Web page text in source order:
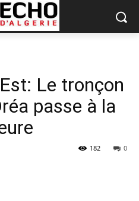
Le tronçon
passe à la
0
182